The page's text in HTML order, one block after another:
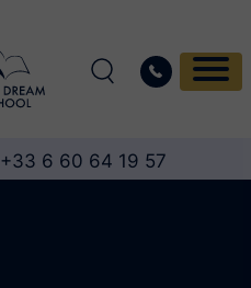
+33 6 60 64 19 57